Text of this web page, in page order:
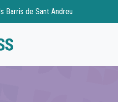
Barris de Sant Andreu